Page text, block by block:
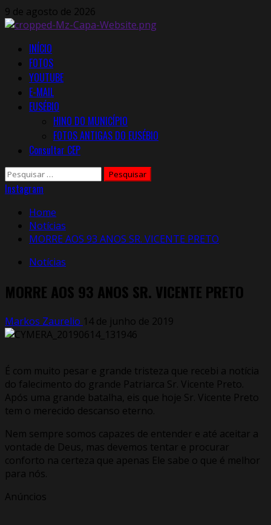
Skip
to
9 de agosto de 2026
Primary
Menu
INÍCIO
FOTOS
YOUTUBE
E-MAIL
EUSÉBIO
HINO DO MUNICÍPIO
FOTOS ANTIGAS DO EUSÉBIO
Consultar CEP
Pesquisar
por:
Instagram
Home
Notícias
MORRE AOS 93 ANOS SR. VICENTE PRETO
Notícias
MORRE AOS 93 ANOS SR. VICENTE PRETO
Markos Zaurelio 14 de junho de 2019
É com muito pesar e grande tristeza que recebi a notícia
do falecimento do grande Patriarca Sr. Vicente Preto.
Após uma grande batalha, eis que hoje Sr. Vicente Preto
tem o merecido descanso eterno.
Nem sempre somos capazes de entender e até aceitar a
vontade de Deus, mas devemos tentar e procurar
conforto na certeza que apenas Ele sabe o que é melhor
para nós.
Anúncios